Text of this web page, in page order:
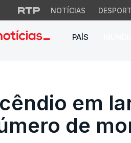
NOTÍCIAS
PAÍS
em lar
em
de